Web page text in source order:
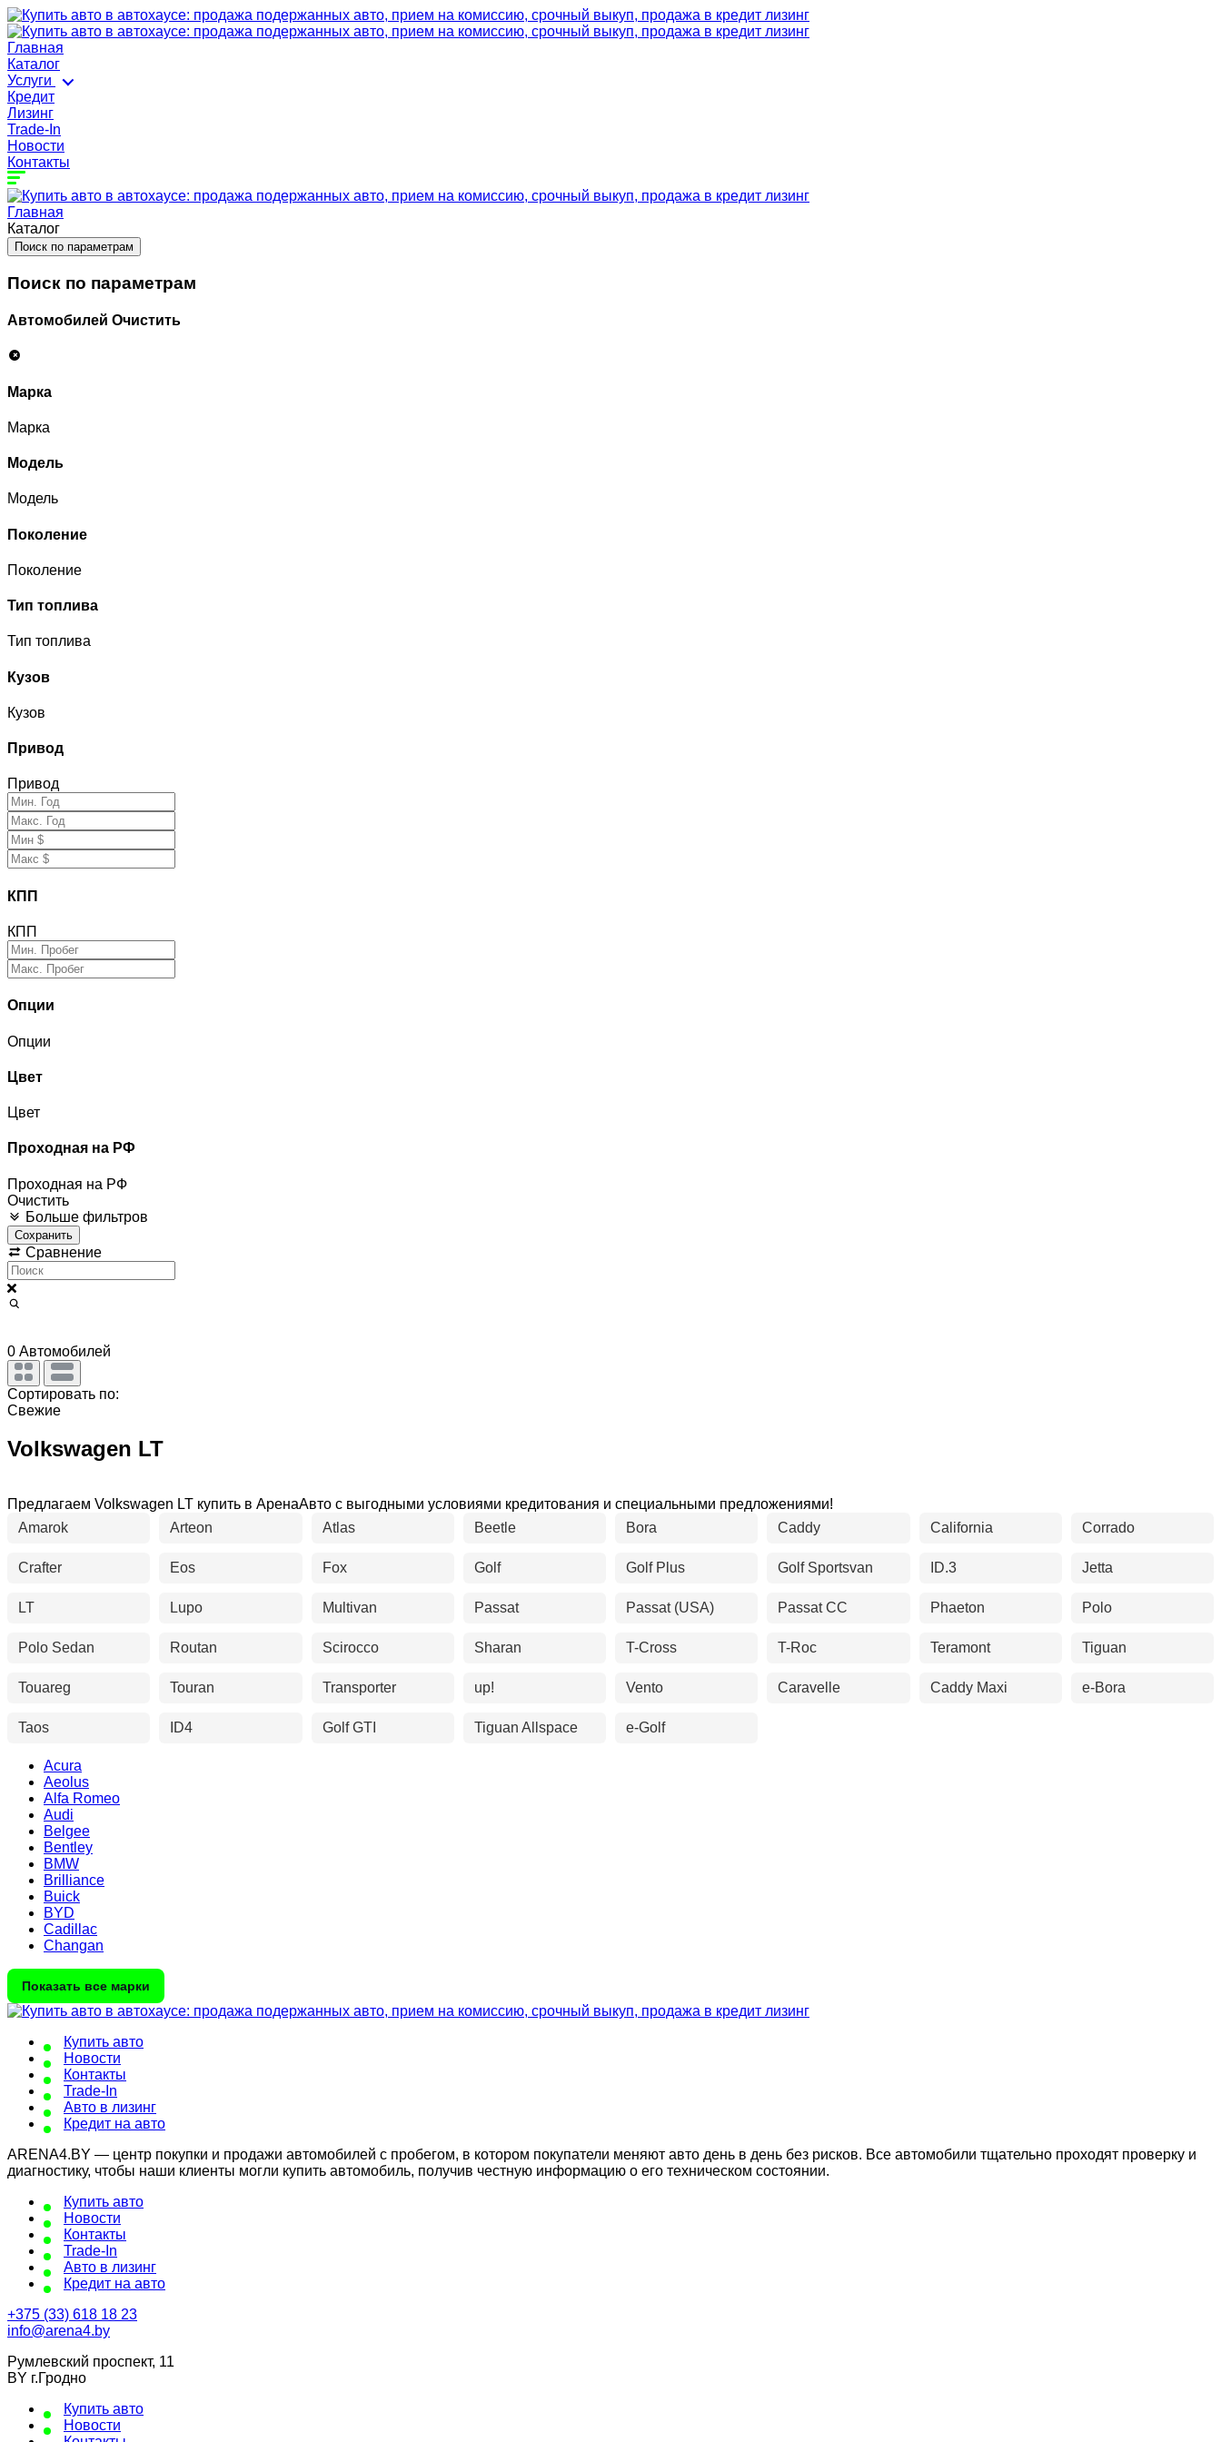
Главная
Каталог
Услуги
Кредит
Лизинг
Trade-In
Новости
Контакты
Главная
Каталог
Поиск по параметрам
Поиск по параметрам
Автомобилей Очистить
Марка
Марка
Модель
Модель
Поколение
Поколение
Тип топлива
Тип топлива
Кузов
Кузов
Привод
Привод
КПП
КПП
Опции
Опции
Цвет
Цвет
Проходная на РФ
Проходная на РФ
Очистить
Больше фильтров
Сохранить
Сравнение
0 Автомобилей
Сортировать по:
Свежие
Volkswagen LT
Предлагаем Volkswagen LT купить в АренаАвто с выгодными условиями кредитования и специальными предложениями!
Amarok
Arteon Atlas Beetle Bora Caddy California Corrado
Crafter Eos Fox Golf Golf Plus Golf Sportsvan ID.3 Jetta
LT Lupo Multivan Passat Passat (USA) Passat CC Phaeton Polo
Polo Sedan Routan Scirocco Sharan T-Cross T-Roc Teramont Tiguan
Touareg Touran Transporter up! Vento Caravelle Caddy Maxi e-Bora
Taos ID4 Golf GTI Tiguan Allspace e-Golf
Acura
Aeolus
Alfa Romeo
Audi
Belgee
Bentley
BMW
Brilliance
Buick
BYD
Cadillac
Changan
Показать все марки
Купить авто
Новости
Контакты
Trade-In
Авто в лизинг
Кредит на авто
ARENA4.BY — центр покупки и продажи автомобилей с пробегом, в котором покупатели меняют авто день в день без рисков. Все автомобили тщательно проходят проверку и
диагностику, чтобы наши клиенты могли купить автомобиль, получив честную информацию о его техническом состоянии.
Купить авто
Новости
Контакты
Trade-In
Авто в лизинг
Кредит на авто
+375 (33) 618 18 23
info@arena4.by
Румлевский проспект, 11
BY г.Гродно
Купить авто
Новости